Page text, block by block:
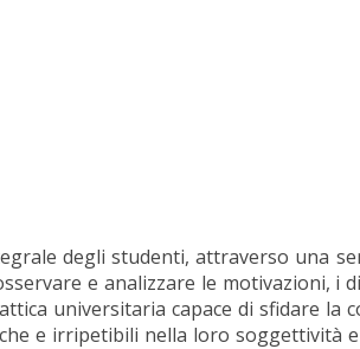
degli studenti, attraverso una
e analizzare le motivazioni, i
universitaria capace di sfidare la
e irripetibili nella loro soggettività